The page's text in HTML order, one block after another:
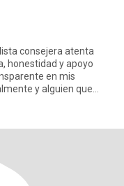
consejera atenta
honestidad y apoyo
en mis
y alguien que